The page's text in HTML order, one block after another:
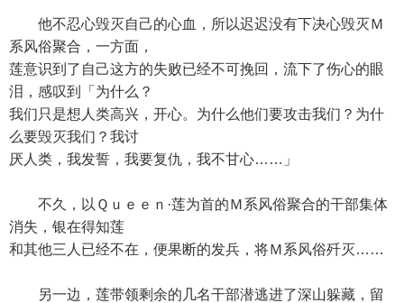
他不忍心毁灭自己的心血，所以迟迟没有下决心毁灭Ｍ
系风俗聚合，一方面，
莲意识到了自己这方的失败已经不可挽回，流下了伤心的眼
泪，感叹到「为什么？
我们只是想人类高兴，开心。为什么他们要攻击我们？为什
么要毁灭我们？我讨
厌人类，我发誓，我要复仇，我不甘心……」
不久，以Ｑｕｅｅｎ·莲为首的Ｍ系风俗聚合的干部集体
消失，银在得知莲
和其他三人已经不在，便果断的发兵，将Ｍ系风俗歼灭……
另一边，莲带领剩余的几名干部潜逃进了深山躲藏，留